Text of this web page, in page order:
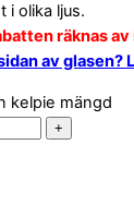
i olika ljus.
räknas av
av glasen?
kelpie mängd
+